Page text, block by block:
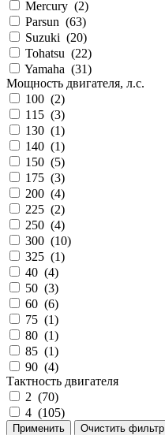
Mercury (2)
Parsun (63)
Suzuki (20)
Tohatsu (22)
Yamaha (31)
Мощность двигателя, л.с.
100 (2)
115 (3)
130 (1)
140 (1)
150 (5)
175 (3)
200 (4)
225 (2)
250 (4)
300 (10)
325 (1)
40 (4)
50 (3)
60 (6)
75 (1)
80 (1)
85 (1)
90 (4)
Тактность двигателя
2 (70)
4 (105)
Применить Очистить фильтр